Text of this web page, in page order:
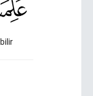
bilir